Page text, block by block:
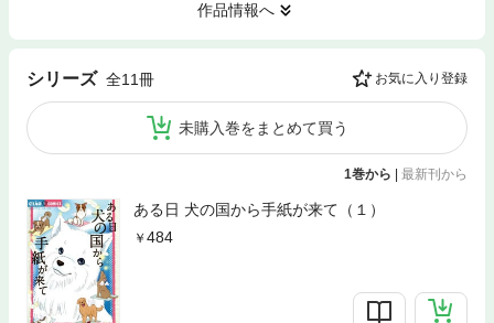
作品情報へ
シリーズ 全11冊 お気に入り登録
未購入巻をまとめて買う
1巻から 最新刊から
ある日 犬の国から手紙が来て（１）
484